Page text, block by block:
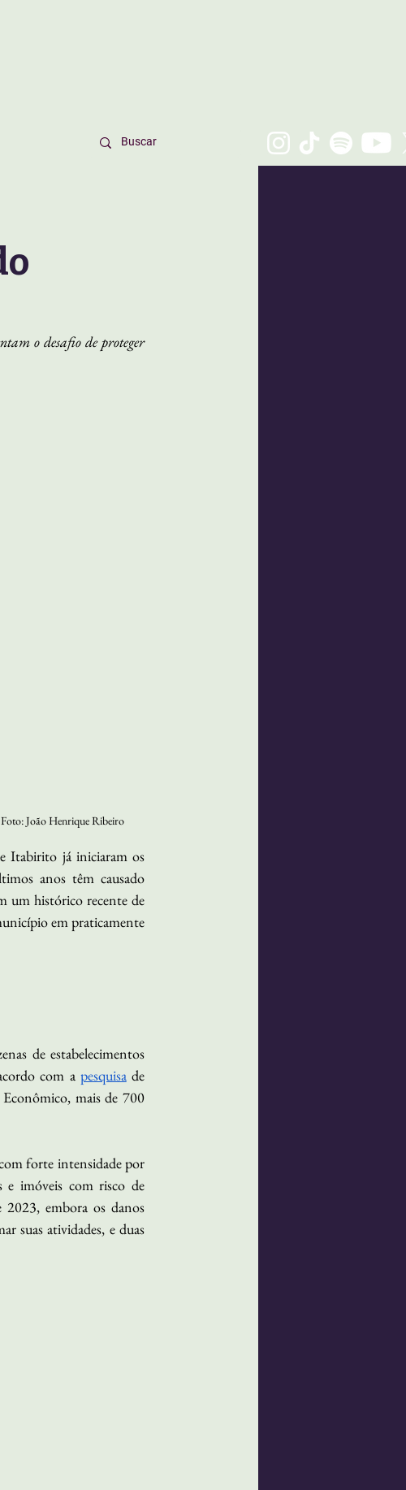
o desafio de proteger
Foto: João Henrique Ribeiro
Itabirito já iniciaram os
anos têm causado
um histórico recente de
em praticamente
de estabelecimentos
com a pesquisa de
Econômico, mais de 700
forte intensidade por
e imóveis com risco de
2023, embora os danos
suas atividades, e duas